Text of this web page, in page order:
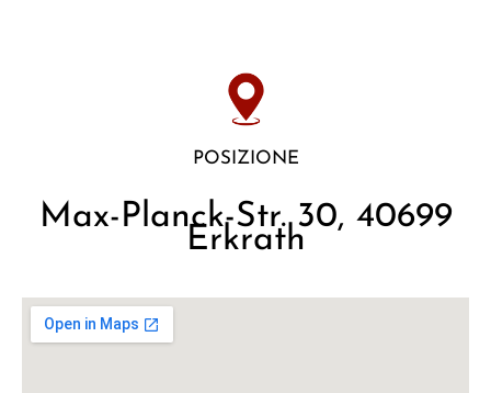
POSIZIONE
Max-Planck-Str. 30, 40699
Erkrath